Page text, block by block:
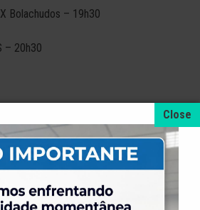
Bolachudos – 19h30
– 20h30
– 19h30
Renaux – 20h30